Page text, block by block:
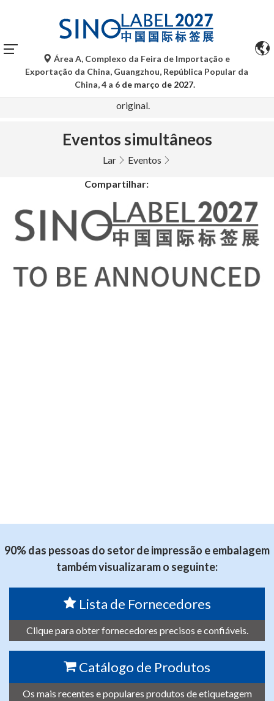
As traduções automáticas do Google Tradutor são apenas
para referência e podem conter imprecisões. Para
quaisquer dúvidas, consulte a versão original no idioma
original.
Área A, Complexo da Feira de Importação e
Exportação da China, Guangzhou, República Popular da
China, 4 a 6 de março de 2027.
Eventos simultâneos
Lar Eventos
Compartilhar:
90% das pessoas do setor de impressão e embalagem
também visualizaram o seguinte:
Lista de Fornecedores
Clique para obter fornecedores precisos e confiáveis.
Catálogo de Produtos
Os mais recentes e populares produtos de etiquetagem